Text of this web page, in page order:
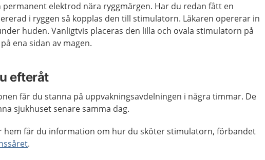
permanent elektrod nära ryggmärgen. Har du redan fått en
i ryggen så kopplas den till stimulatorn. Läkaren opererar in
huden. Vanligtvis placeras den lilla och ovala stimulatorn på
ena sidan av magen.
efteråt
får du stanna på uppvakningsavdelningen i några timmar. De
sjukhuset senare samma dag.
hem får du information om hur du sköter stimulatorn, förbandet
.